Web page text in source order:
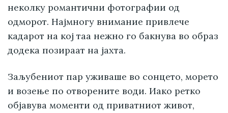
неколку романтични фотографии од
одморот. Најмногу внимание привлече
кадарот на кој таа нежно го бакнува во образ
додека позираат на јахта.
Заљубениот пар уживаше во сонцето, морето
и возење по отворените води. Иако ретко
објавува моменти од приватниот живот,